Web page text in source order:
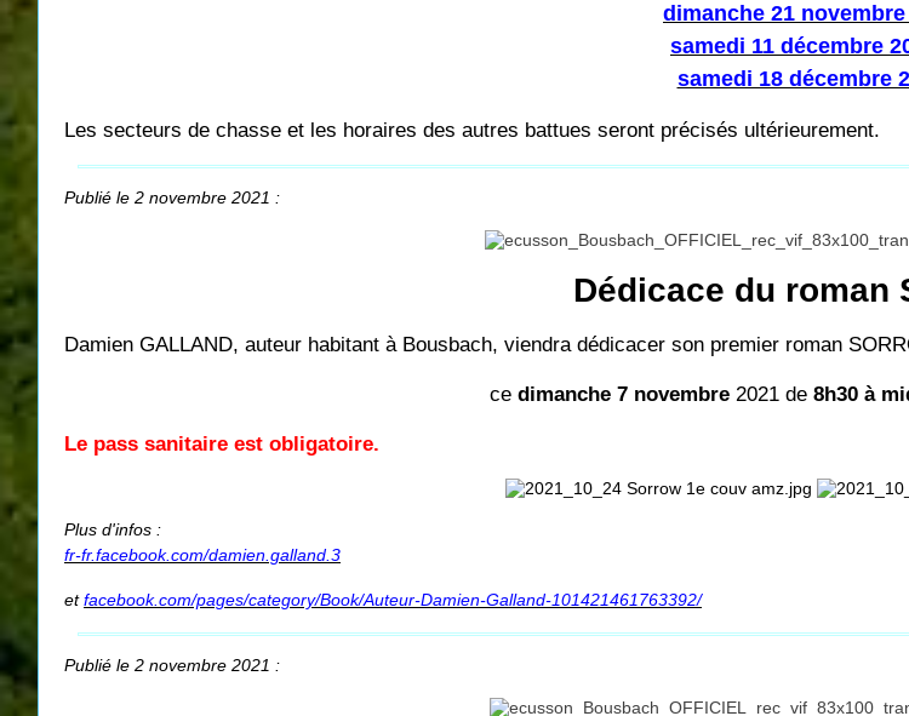
dimanche 21 novembre
samedi 11 décembre
samedi 18 décembre
Les secteurs de chasse et les horaires des autres battues seront précisés ultérieurement.
Publié le 2 novembre 2021 :
Dédicace du roman
Damien GALLAND, auteur habitant à Bousbach, viendra dédicacer son premier roman
ce dimanche 7 novembre 2021 de 8h30 à
Le pass sanitaire est obligatoire.
Plus d'infos :
fr-fr.facebook.com/damien.galland.3
etfacebook.com/pages/category/Book/Auteur-Damien-Galland-101421461763392/
Publié le 2 novembre 2021 :